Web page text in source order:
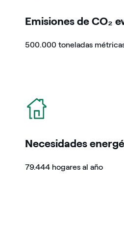
Emisiones de CO₂
500.000 toneladas
icono
Necesidades
79.444 hogares al año